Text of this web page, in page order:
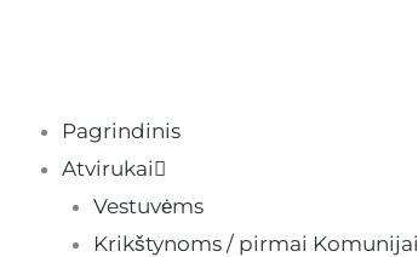
Pagrindinis
Atvirukai
Vestuvėms
Krikštynoms / pirmai Komunijai